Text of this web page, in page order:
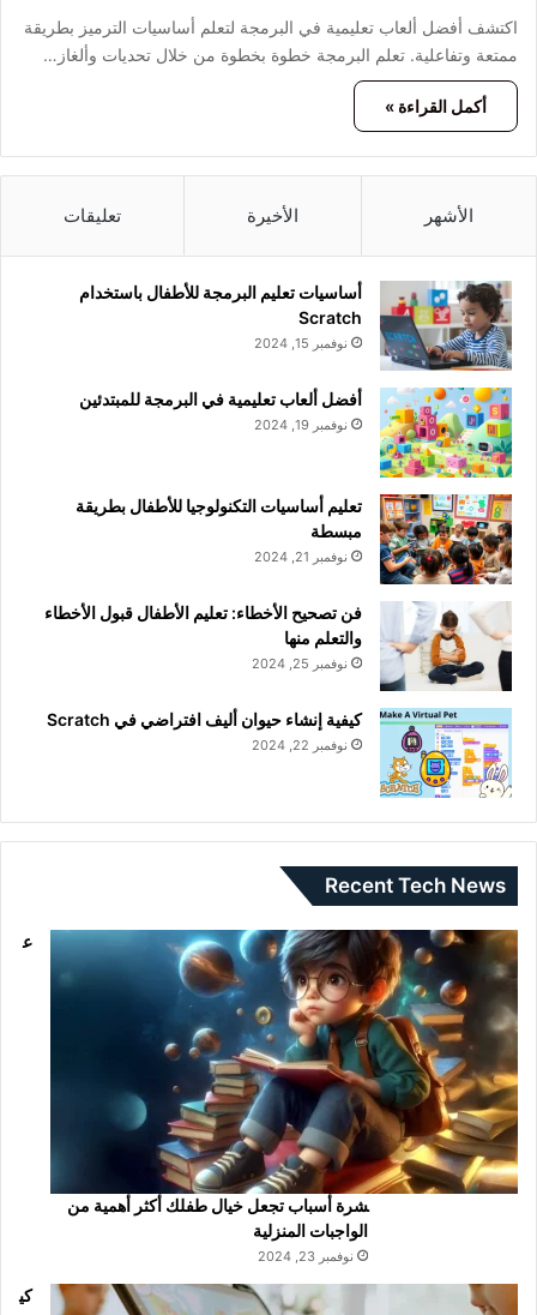
اكتشف أفضل ألعاب تعليمية في البرمجة لتعلم أساسيات الترميز بطريقة
ممتعة وتفاعلية. تعلم البرمجة خطوة بخطوة من خلال تحديات وألغاز…
أكمل القراءة »
الأشهر الأخيرة تعليقات
أساسيات تعليم البرمجة للأطفال باستخدام
Scratch
نوفمبر 15, 2024
أفضل ألعاب تعليمية في البرمجة للمبتدئين
نوفمبر 19, 2024
تعليم أساسيات التكنولوجيا للأطفال بطريقة
مبسطة
نوفمبر 21, 2024
فن تصحيح الأخطاء: تعليم الأطفال قبول الأخطاء
والتعلم منها
نوفمبر 25, 2024
كيفية إنشاء حيوان أليف افتراضي في Scratch
نوفمبر 22, 2024
Recent Tech News
ع
شرة أسباب تجعل خيال طفلك أكثر أهمية من
الواجبات المنزلية
نوفمبر 23, 2024
كي